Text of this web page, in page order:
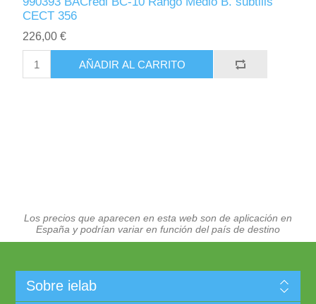
CECT 356
226,00 €
AÑADIR AL CARRITO
Los precios que aparecen en esta web son de aplicación en
España y podrían variar en función del país de destino
Sobre ielab